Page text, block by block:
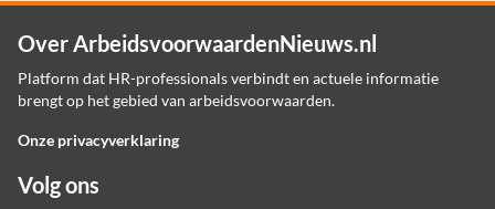
Over ArbeidsvoorwaardenNieuws.nl
Platform dat HR-professionals verbindt en actuele informatie
brengt op het gebied van arbeidsvoorwaarden.
Onze privacyverklaring
Volg ons